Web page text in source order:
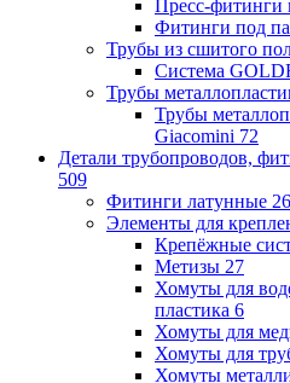
Пресс-фитинги
Фитинги под
Трубы из сшитого
Система
Трубы
Трубы
Giacomini 72
Детали трубопроводов,
509
Фитинги латунные
Элементы для
Крепёжные
Метизы 27
Хомуты для
пластика 6
Хомуты для
Хомуты для
Хомуты